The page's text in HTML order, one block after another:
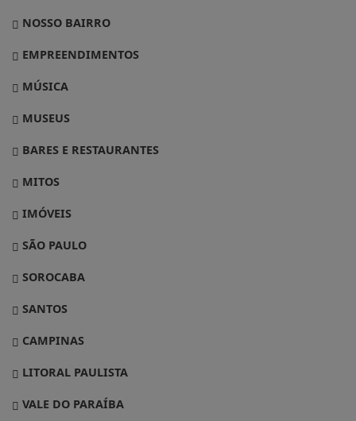
NOSSO BAIRRO
EMPREENDIMENTOS
MÚSICA
MUSEUS
BARES E RESTAURANTES
MITOS
IMÓVEIS
SÃO PAULO
SOROCABA
SANTOS
CAMPINAS
LITORAL PAULISTA
VALE DO PARAÍBA